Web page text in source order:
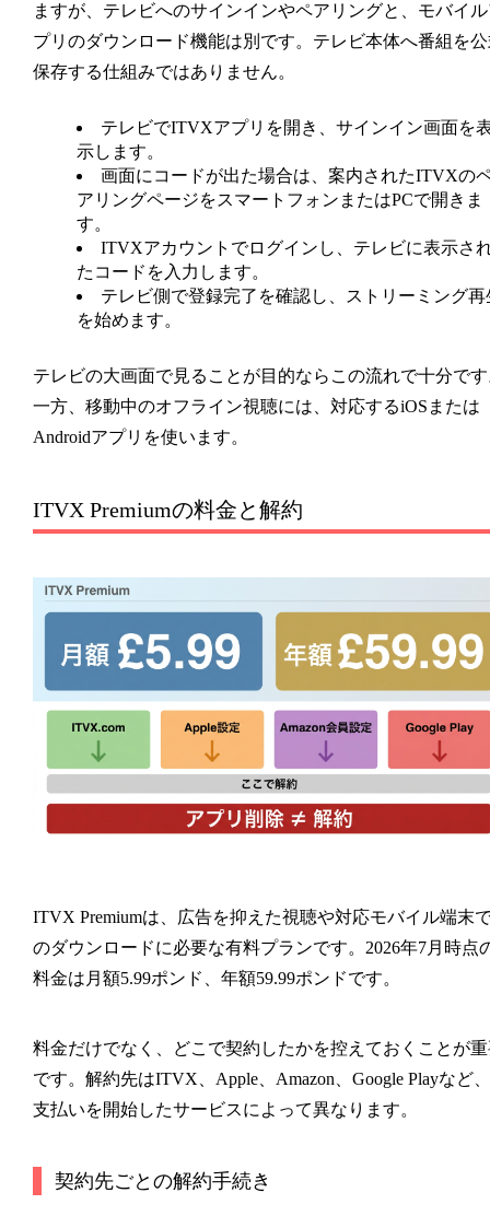
ますが、テレビへのサインインやペアリングと、モバイ
プリのダウンロード機能は別です。テレビ本体へ番組を
保存する仕組みではありません。
テレビでITVXアプリを開き、サインイン画面を
示します。
画面にコードが出た場合は、案内されたITVXの
アリングページをスマートフォンまたはPCで開きま
す。
ITVXアカウントでログインし、テレビに表示さ
たコードを入力します。
テレビ側で登録完了を確認し、ストリーミング再
を始めます。
テレビの大画面で見ることが目的ならこの流れで十分で
一方、移動中のオフライン視聴には、対応するiOSまたは
Androidアプリを使います。
ITVX Premiumの料金と解約
ITVX Premiumは、広告を抑えた視聴や対応モバイル端末
のダウンロードに必要な有料プランです。2026年7月時点
料金は月額5.99ポンド、年額59.99ポンドです。
料金だけでなく、どこで契約したかを控えておくことが
です。解約先はITVX、Apple、Amazon、Google Playなど、
支払いを開始したサービスによって異なります。
契約先ごとの解約手続き